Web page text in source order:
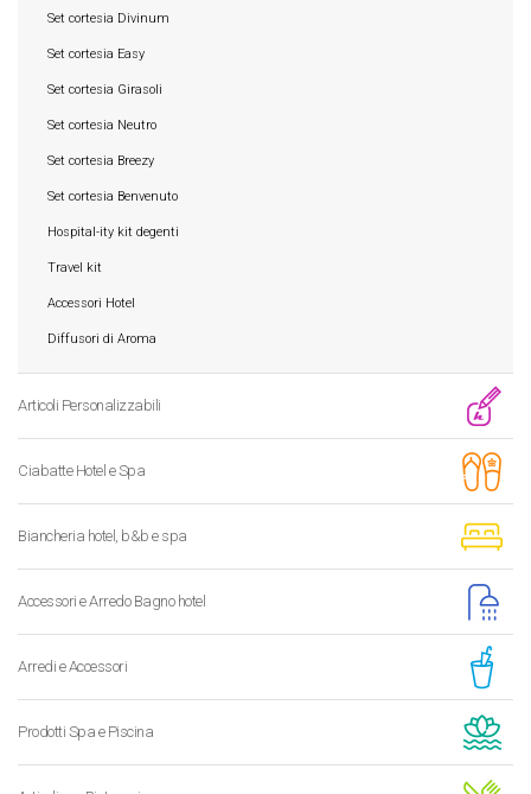
Set cortesia Divinum
Set cortesia Easy
Set cortesia Girasoli
Set cortesia Neutro
Set cortesia Breezy
Set cortesia Benvenuto
Hospital-ity kit degenti
Travel kit
Accessori Hotel
Diffusori di Aroma
Articoli Personalizzabili
Ciabatte Hotel e Spa
Biancheria hotel, b&b e spa
Accessori e Arredo Bagno hotel
Arredi e Accessori
Prodotti Spa e Piscina